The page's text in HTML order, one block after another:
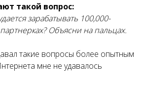
такой вопрос:
зарабатывать 100,000-
Объясни на пальцах.
такие вопросы более опытным
мне не удавалось